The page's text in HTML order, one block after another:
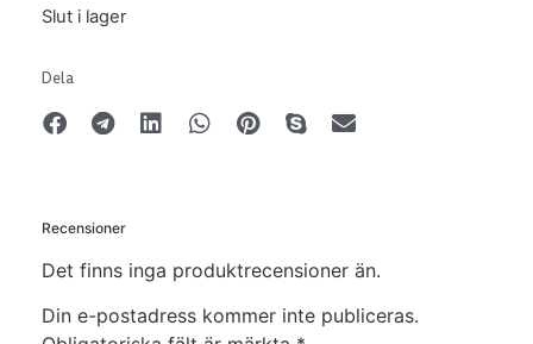
Slut i lager
Dela
Recensioner
Det finns inga produktrecensioner än.
Din e-postadress kommer inte publiceras.